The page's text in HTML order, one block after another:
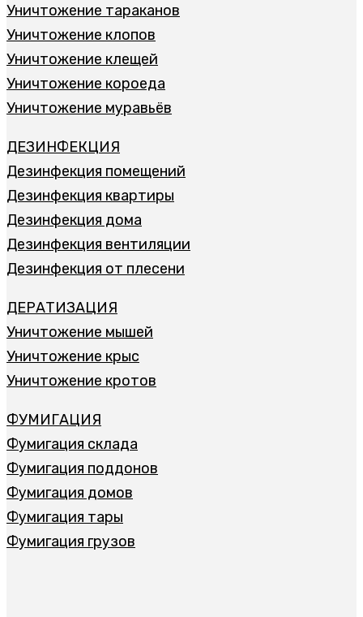
Уничтожение тараканов
Уничтожение клопов
Уничтожение клещей
Уничтожение короеда
Уничтожение муравьёв
ДЕЗИНФЕКЦИЯ
Дезинфекция помещений
Дезинфекция квартиры
Дезинфекция дома
Дезинфекция вентиляции
Дезинфекция от плесени
ДЕРАТИЗАЦИЯ
Уничтожение мышей
Уничтожение крыс
Уничтожение кротов
ФУМИГАЦИЯ
Фумигация склада
Фумигация поддонов
Фумигация домов
Фумигация тары
Фумигация грузов